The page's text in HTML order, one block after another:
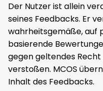
Der Nutzer ist allein
seines Feedbacks. Er
wahrheitsgemäße, auf
basierende
gegen geltendes
verstoßen. MCOS
Inhalt des Feedbacks.